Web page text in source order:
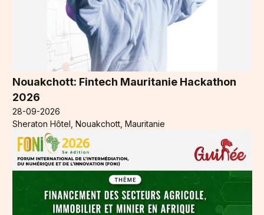
Nouakchott: Fintech Mauritanie Hackathon
2026
28-09-2026
Sheraton Hôtel, Nouakchott, Mauritanie